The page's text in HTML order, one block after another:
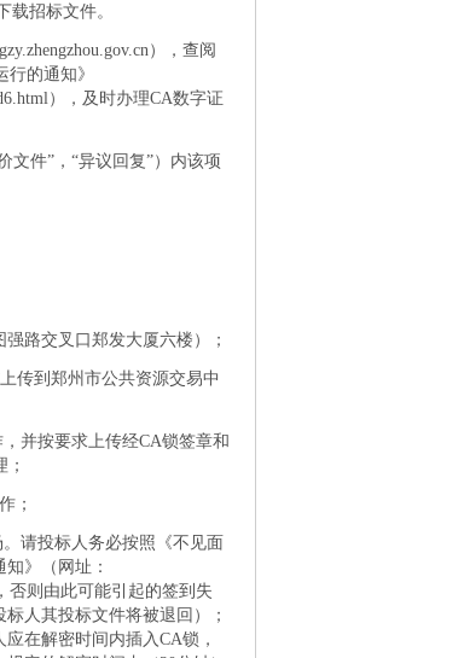
载招标文件。
），查阅
的通知》
），及时办理CA数字证
文件”，“异议回复”）内该项
路交叉口郑发大厦六楼）；
传到郑州市公共资源交易中
并按要求上传经CA锁签章和
；
请投标人务必按照《不见面
》（网址：
否则由此可能引起的签到失
人其投标文件将被退回）；
在解密时间内插入CA锁，